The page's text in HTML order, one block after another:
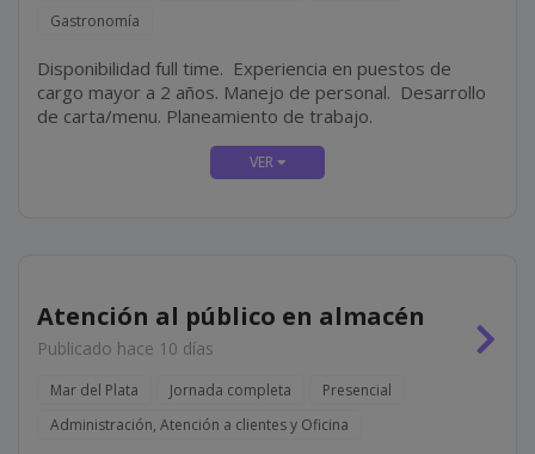
Gastronomía
Disponibilidad full time. Experiencia en puestos de
cargo mayor a 2 años. Manejo de personal. Desarrollo
de carta/menu. Planeamiento de trabajo.
Atención al público en almacén
Publicado hace 10 días
Mar del Plata Jornada completa
Presencial
Administración, Atención a clientes y Oficina